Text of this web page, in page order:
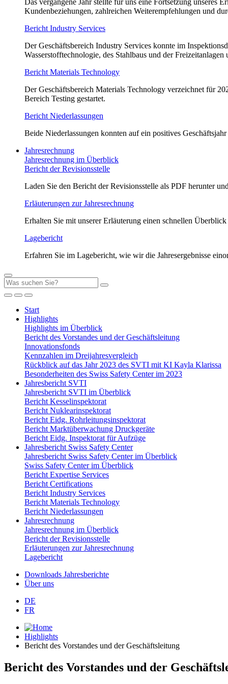
Das vergangene Jahr stellte für uns eine Fortsetzung
Kundenbeziehungen, zahlreichen Weiterempfehlungen und
Bericht Industry Services
Der Geschäftsbereich Industry Services konnte im
Wasserstofftechnologie, des Stahlbaus und der Freizeitanlagen
Bericht Materials Technology
Der Geschäftsbereich Materials Technology verzeichnet für
Bereich Testing gestartet.
Bericht Niederlassungen
Beide Niederlassungen konnten auf ein positives
Jahresrechnung
Jahresrechnung im Überblick
Bericht der Revisionsstelle
Laden Sie den Bericht der Revisionsstelle als PDF herunter
Erläuterungen zur Jahresrechnung
Erhalten Sie mit unserer Erläuterung einen schnellen
Lagebericht
Erfahren Sie im Lagebericht, wie wir die Jahresergebnisse
Start
Highlights
Highlights im Überblick
Bericht des Vorstandes und der Geschäftsleitung
Innovationsfonds
Kennzahlen im Dreijahresvergleich
Rückblick auf das Jahr 2023 des SVTI mit KI Kayla Klarissa
Besonderheiten des Swiss Safety Center im 2023
Jahresbericht SVTI
Jahresbericht SVTI im Überblick
Bericht Kesselinspektorat
Bericht Nuklearinspektorat
Bericht Eidg. Rohrleitungsinspektorat
Bericht Marktüberwachung Druckgeräte
Bericht Eidg. Inspektorat für Aufzüge
Jahresbericht Swiss Safety Center
Jahresbericht Swiss Safety Center im Überblick
Swiss Safety Center im Überblick
Bericht Expertise Services
Bericht Certifications
Bericht Industry Services
Bericht Materials Technology
Bericht Niederlassungen
Jahresrechnung
Jahresrechnung im Überblick
Bericht der Revisionsstelle
Erläuterungen zur Jahresrechnung
Lagebericht
Downloads Jahresberichte
Über uns
DE
FR
Highlights
Bericht des Vorstandes und der Geschäftsleitung
Bericht des Vorstandes und der